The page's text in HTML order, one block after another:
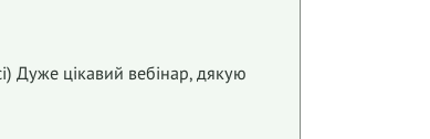
Дуже цікавий вебінар, дякую